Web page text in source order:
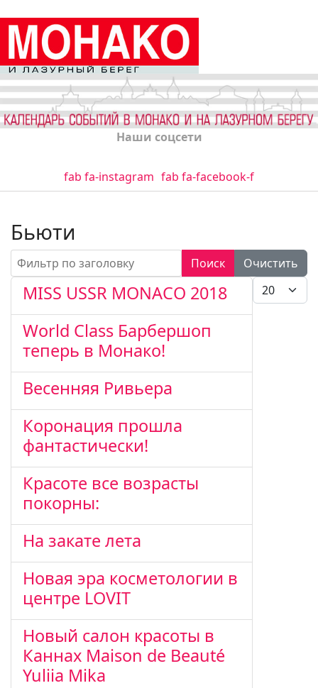
Наши соцсети
fab fa-instagram fab fa-facebook-f
Бьюти
Фильтр по заголовку Поиск
Очистить
Кол-во
MISS USSR MONACO 2018
World Class Барбершоп
теперь в Монако!
Весенняя Ривьера
Коронация прошла
фантастически!
Красоте все возрасты
покорны:
На закате лета
Новая эра косметологии в
центре LOVIT
Новый салон красоты в
Каннах Maison de Beauté
Yuliia Mika